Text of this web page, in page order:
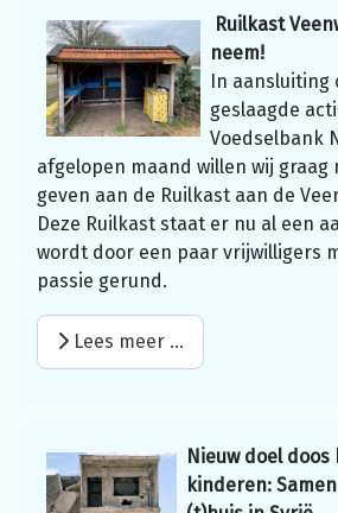
Ruilkast
neem!
In aansluiting
geslaagde
Voedselbank
afgelopen maand willen wij graag
geven aan de Ruilkast aan de
Deze Ruilkast staat er nu al een
wordt door een paar vrijwilligers
passie gerund.
Lees meer …
Nieuw doel
kinderen: